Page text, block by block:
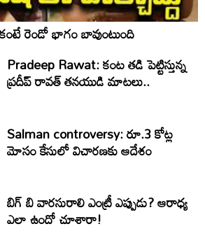
రెండో భాగం బావుంటుంది
Pradeep Rawat: కంట తడి పెట్టిస్తున్న
ప్రదీప్ రావత్ తనయుడి మాటలు..
Salman controversy: రూ.3 కోట్ల
మోసం కేసులో విచారణకు ఆదేశం
బిగ్ బి వారసురాలి ఎంట్రీ ఎప్పుడు? ఆరాధ్య
ఎలా ఉందో చూశారా!